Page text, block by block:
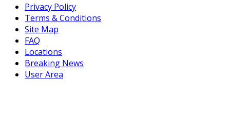
Privacy Policy
Terms & Conditions
Site Map
FAQ
Locations
Breaking News
User Area